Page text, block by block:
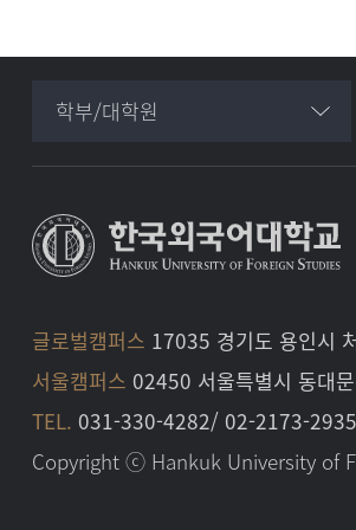
학부/대학원
글로벌캠퍼스 17035 경기도 용인시
서울캠퍼스 02450 서울특별시 동대
TEL. 031-330-4282/ 02-2173-2935
Copyright ⓒ Hankuk University of